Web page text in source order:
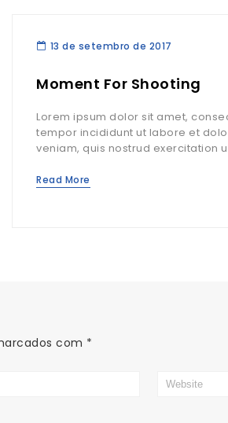
13 de setembro de 2017
Moment For Shooting
Lorem ipsum dolor sit amet,
tempor incididunt ut labore et
veniam, quis nostrud exercitation
Read More
com *